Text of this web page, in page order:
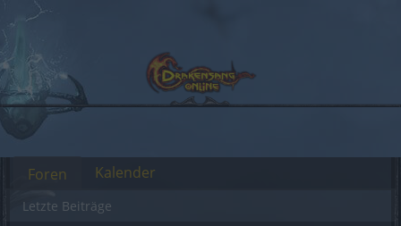
Foren
Letzte Beiträge
Kalender